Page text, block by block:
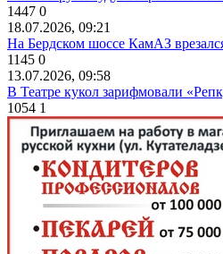
1447 0
18.07.2026, 09:21
На Бердском шоссе КамАЗ
1145 0
13.07.2026, 09:58
В Театре кукол зарифмовали
1054 1